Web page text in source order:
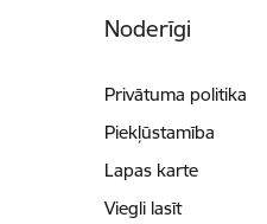
Noderīgi
Privātuma politika
Piekļūstamība
Lapas karte
Viegli lasīt